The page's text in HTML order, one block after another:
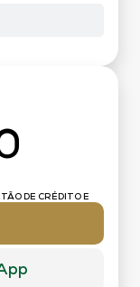
DE CRÉDITO E